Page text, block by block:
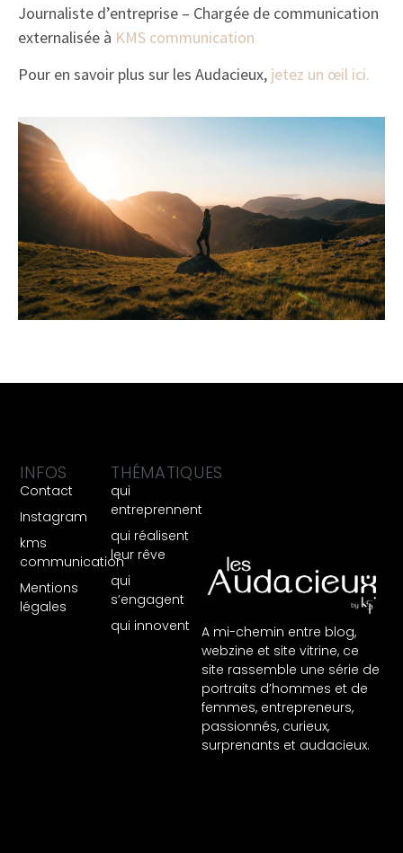
Journaliste d’entreprise – Chargée de communication
externalisée à KMS communication
Pour en savoir plus sur les Audacieux, jetez un œil ici.
A mi-chemin entre blog,
webzine et site vitrine, ce
site rassemble une série de
portraits d’hommes et de
femmes, entrepreneurs,
passionnés, curieux,
surprenants et audacieux.
THÉMATIQUES
qui
entreprennent
qui réalisent
leur rêve
qui
s’engagent
qui innovent
INFOS
Contact
Instagram
kms
communication
Mentions
légales